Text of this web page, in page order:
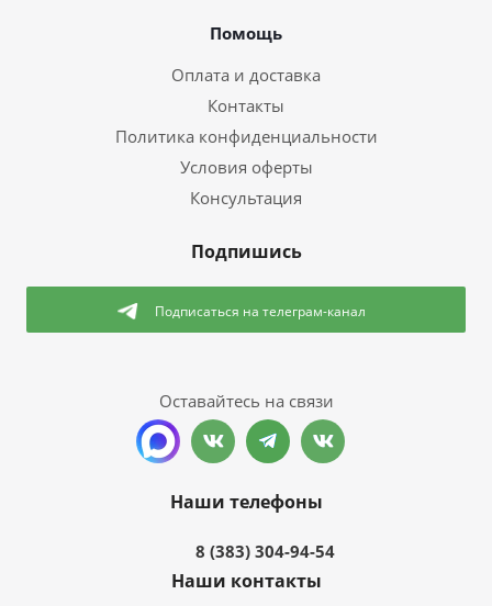
Помощь
Оплата и доставка
Контакты
Политика конфиденциальности
Условия оферты
Консультация
Подпишись
Подписаться на телеграм-канал
Оставайтесь на связи
Наши телефоны
8 (383) 304-94-54
Наши контакты